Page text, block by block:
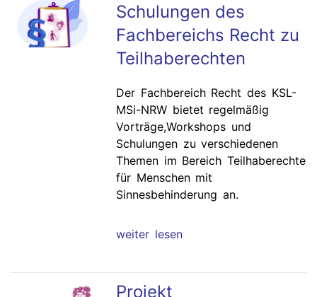
Schulungen des
Fachbereichs Recht zu
Teilhaberechten
Der Fachbereich Recht des KSL-
MSi-NRW bietet regelmäßig
Vorträge,Workshops und
Schulungen zu verschiedenen
Themen im Bereich Teilhaberechte
für Menschen mit
Sinnesbehinderung an.
weiter lesen
Projekt